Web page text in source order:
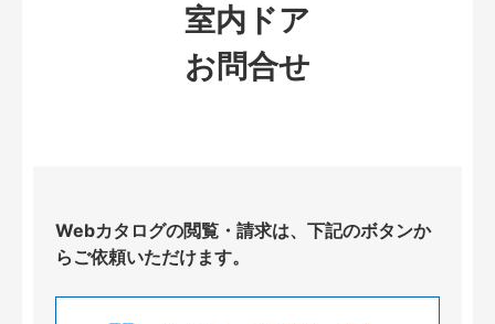
室内ドア
お問合せ
Webカタログの閲覧・請求は、下記のボタンか
らご依頼いただけます。